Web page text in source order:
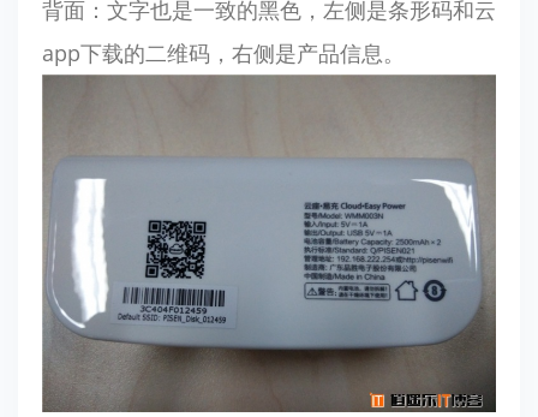
背面：文字也是一致的黑色，左侧是条形码和云
app下载的二维码，右侧是产品信息。